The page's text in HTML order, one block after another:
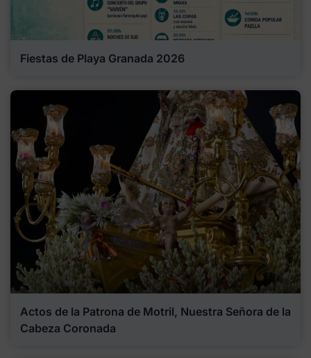
Fiestas de Playa Granada 2026
Actos de la Patrona de Motril, Nuestra Señora de la
Cabeza Coronada